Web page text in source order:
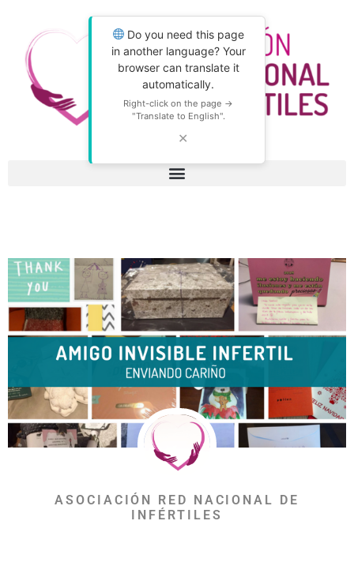
Do you need this page
in another language? Your
browser can translate it
automatically.
Right-click on the page →
"Translate to English".
✕
ASOCIACIÓN RED NACIONAL DE
INFÉRTILES